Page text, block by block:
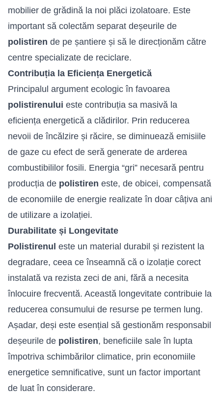
mobilier de grădină la noi plăci izolatoare. Este
important să colectăm separat deșeurile de
polistiren de pe șantiere și să le direcționăm către
centre specializate de reciclare.
Contribuția la Eficiența Energetică
Principalul argument ecologic în favoarea
polistirenului este contribuția sa masivă la
eficiența energetică a clădirilor. Prin reducerea
nevoii de încălzire și răcire, se diminuează emisiile
de gaze cu efect de seră generate de arderea
combustibililor fosili. Energia “gri” necesară pentru
producția de polistiren este, de obicei, compensată
de economiile de energie realizate în doar câțiva ani
de utilizare a izolației.
Durabilitate și Longevitate
Polistirenul este un material durabil și rezistent la
degradare, ceea ce înseamnă că o izolație corect
instalată va rezista zeci de ani, fără a necesita
înlocuire frecventă. Această longevitate contribuie la
reducerea consumului de resurse pe termen lung.
Așadar, deși este esențial să gestionăm responsabil
deșeurile de polistiren, beneficiile sale în lupta
împotriva schimbărilor climatice, prin economiile
energetice semnificative, sunt un factor important
de luat în considerare.